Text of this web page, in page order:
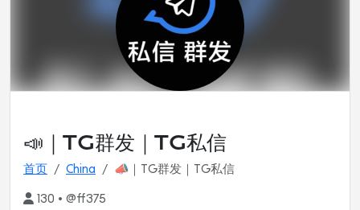
📣｜TG群发｜TG私信
首页 China 📣｜TG群发｜TG私信
130 • @ff375